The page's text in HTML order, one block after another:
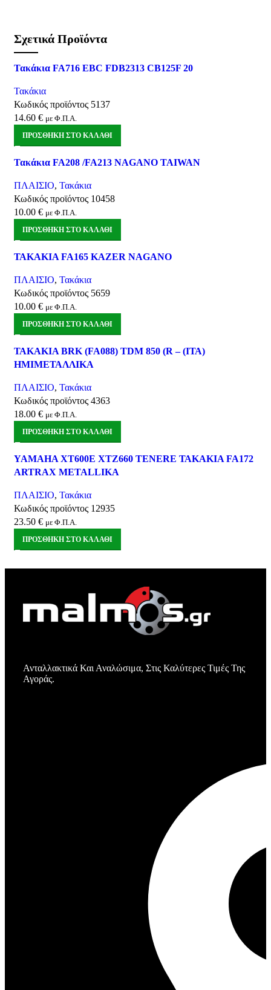
Σχετικά Προϊόντα
Quick view
Αγαπημένα
Τακάκια FA716 EBC FDB2313 CB125F 20
Τακάκια
Κωδικός προϊόντος 5137
14.60 € με Φ.Π.Α.
ΠΡΟΣΘΉΚΗ ΣΤΟ ΚΑΛΆΘΙ
Quick view
Αγαπημένα
Τακάκια FA208 /FA213 NAGANO TAIWAN
ΠΛΑΙΣΙΟ, Τακάκια
Κωδικός προϊόντος 10458
10.00 € με Φ.Π.Α.
ΠΡΟΣΘΉΚΗ ΣΤΟ ΚΑΛΆΘΙ
Quick view
Αγαπημένα
ΤΑΚΑΚΙΑ FA165 KAZER NAGANO
ΠΛΑΙΣΙΟ, Τακάκια
Κωδικός προϊόντος 5659
10.00 € με Φ.Π.Α.
ΠΡΟΣΘΉΚΗ ΣΤΟ ΚΑΛΆΘΙ
Quick view
Αγαπημένα
ΤΑΚΑΚΙΑ BRK (FA088) TDM 850 (R – (ΙΤΑ)
ΗΜΙΜΕΤΑΛΛΙΚΑ
ΠΛΑΙΣΙΟ, Τακάκια
Κωδικός προϊόντος 4363
18.00 € με Φ.Π.Α.
ΠΡΟΣΘΉΚΗ ΣΤΟ ΚΑΛΆΘΙ
Quick view
Αγαπημένα
YAMAHA XT600E XTZ660 TENERE ΤΑΚΑΚΙΑ FA172
ARTRAX METALLIKA
ΠΛΑΙΣΙΟ, Τακάκια
Κωδικός προϊόντος 12935
23.50 € με Φ.Π.Α.
ΠΡΟΣΘΉΚΗ ΣΤΟ ΚΑΛΆΘΙ
Ανταλλακτικά Και Αναλώσιμα, Στις Καλύτερες Τιμές Της
Αγοράς.